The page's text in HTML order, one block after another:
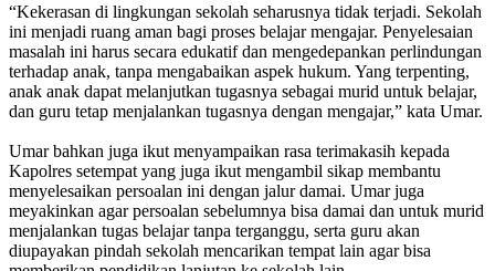
“Kekerasan di lingkungan sekolah seharusnya tidak terjadi. Sekolah
ini menjadi ruang aman bagi proses belajar mengajar. Penyelesaian
masalah ini harus secara edukatif dan mengedepankan perlindungan
terhadap anak, tanpa mengabaikan aspek hukum. Yang terpenting,
anak anak dapat melanjutkan tugasnya sebagai murid untuk belajar,
dan guru tetap menjalankan tugasnya dengan mengajar,” kata Umar.
Umar bahkan juga ikut menyampaikan rasa terimakasih kepada
Kapolres setempat yang juga ikut mengambil sikap membantu
menyelesaikan persoalan ini dengan jalur damai. Umar juga
meyakinkan agar persoalan sebelumnya bisa damai dan untuk murid
menjalankan tugas belajar tanpa terganggu, serta guru akan
diupayakan pindah sekolah mencarikan tempat lain agar bisa